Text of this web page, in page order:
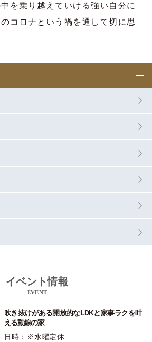
を乗り越えていける強い自分に
コロナという禍を通して切に思
イベント情報
EVENT
吹き抜けがある開放的なLDKと家事ラクを叶
える動線の家
日時：※水曜定休